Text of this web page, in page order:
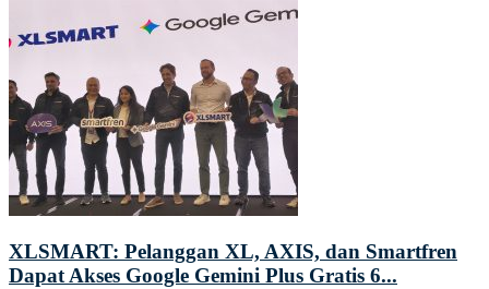
XLSMART: Pelanggan XL, AXIS, dan Smartfren
Dapat Akses Google Gemini Plus Gratis 6...